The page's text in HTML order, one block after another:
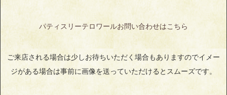
パティスリーテロワールお問い合わせはこちら
ご来店される場合は少しお待ちいただく場合もありますのでイメー
ジがある場合は事前に画像を送っていただけるとスムーズです。